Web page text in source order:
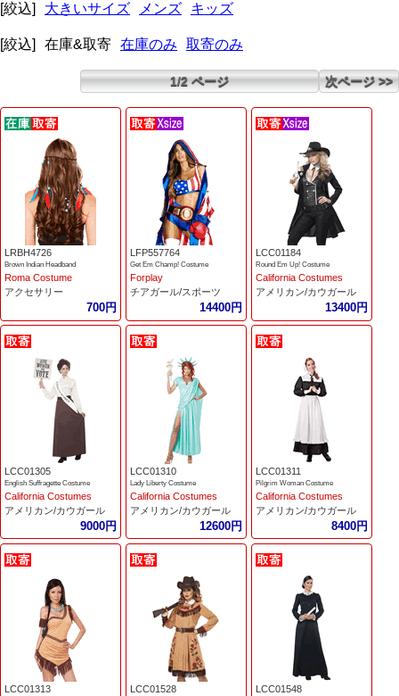
[絞込]
大きいサイズ メンズ キッズ
[絞込] 在庫&取寄 在庫のみ 取寄のみ
1/2 ページ 次ページ >>
LRBH4726
Brown Indian Headband
Roma Costume
アクセサリー
700円
LFP557764
Get Em Champ! Costume
Forplay
チアガール/スポーツ
14400円
LCC01184
Round Em Up! Costume
California Costumes
アメリカン/カウガール
13400円
LCC01305
English Suffragette Costume
California Costumes
アメリカン/カウガール
9000円
LCC01310
Lady Liberty Costume
California Costumes
アメリカン/カウガール
12600円
LCC01311
Pilgrim Woman Costume
California Costumes
アメリカン/カウガール
8400円
LCC01313 LCC01528 LCC01548